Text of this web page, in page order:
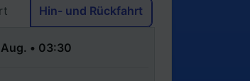
Hin- und Rückfahrt